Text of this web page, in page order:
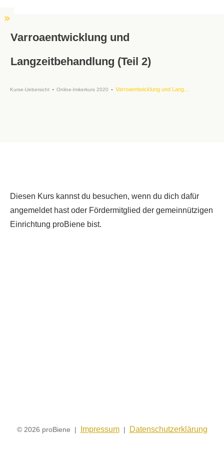
Varroaentwicklung und
Langzeitbehandlung (Teil 2)
Kurse-Uebersicht Online-Imkerkurs 2020
Diesen Kurs kannst du besuchen, wenn du dich dafür
angemeldet hast oder Fördermitglied der gemeinnützigen
Einrichtung proBiene bist.
© 2026 proBiene | Impressum| Datenschutzerklärung